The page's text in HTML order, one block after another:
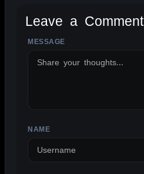
Leave a Comment
MESSAGE
NAME
ALTERNATIVE: